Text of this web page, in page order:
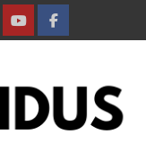
YoutubeFacebook